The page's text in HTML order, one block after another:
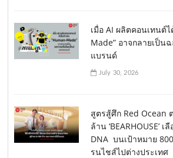
เมื่อ AI ผลิตคอนเทนต์
Made” อาจกลายเป็น
แบรนด์
July 30, 2026
สูตรสู้ศึก Red Ocean
ล้าน ‘BEARHOUSE’
DNA บนเป้าหมาย
รนไชส์ไปต่างประเทศ